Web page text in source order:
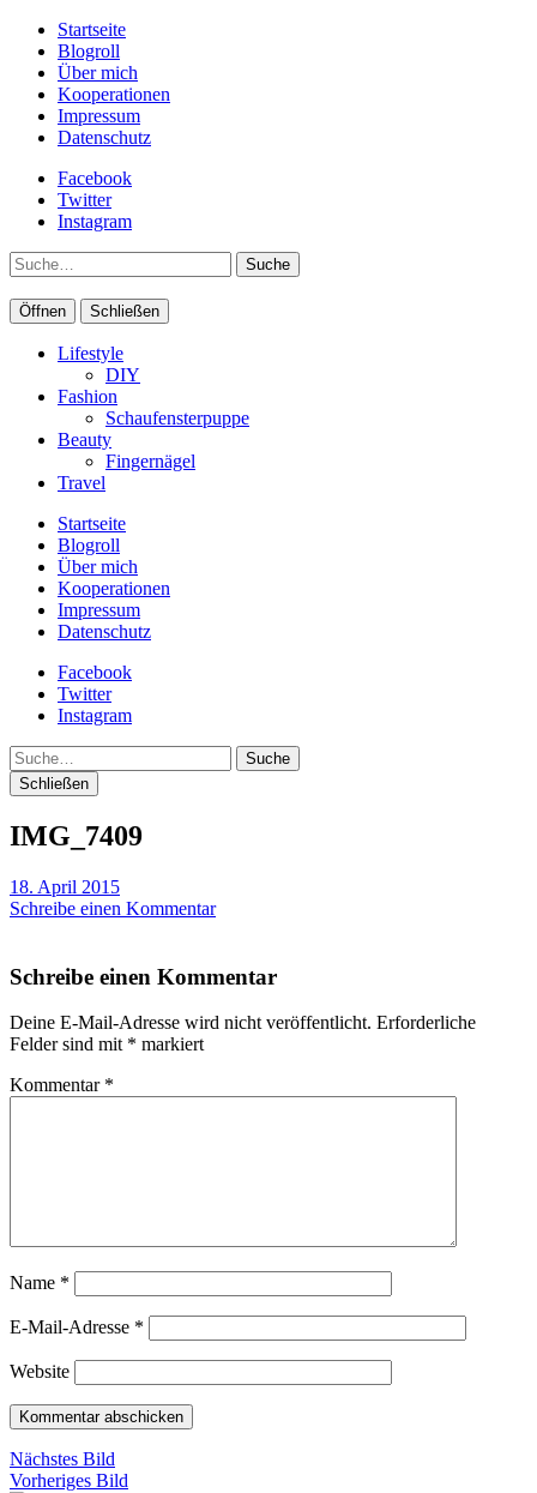
Startseite
Blogroll
Über mich
Kooperationen
Impressum
Datenschutz
Facebook
Twitter
Instagram
Suche
Öffnen Schließen
Lifestyle
DIY
Fashion
Schaufensterpuppe
Beauty
Fingernägel
Travel
Startseite
Blogroll
Über mich
Kooperationen
Impressum
Datenschutz
Facebook
Twitter
Instagram
Suche
Schließen
IMG_7409
18. April 2015
Schreibe einen Kommentar
Schreibe einen Kommentar
Deine E-Mail-Adresse wird nicht veröffentlicht. Erforderliche
Felder sind mit * markiert
Kommentar *
Name *
E-Mail-Adresse *
Website
Nächstes Bild
Vorheriges Bild